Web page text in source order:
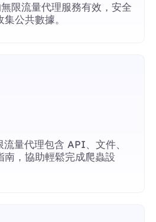
限流量代理服務有效，安全
公共數據。
量代理包含 API、文件、
南，協助輕鬆完成爬蟲設